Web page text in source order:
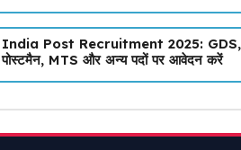
India Post Recruitment 2025: GDS,
पोस्टमैन, MTS और अन्य पदों पर आवेदन करें